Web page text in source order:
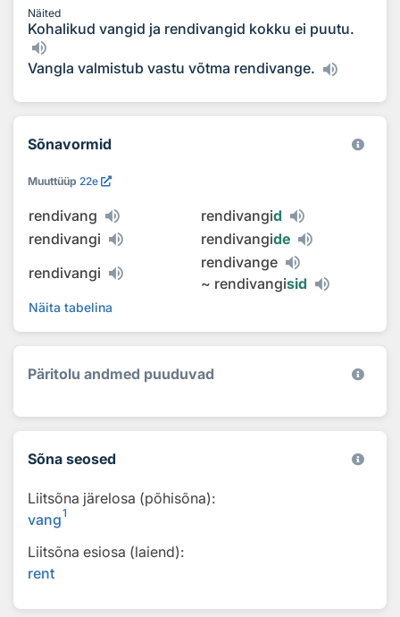
Näited
Kohalikud vangid ja rendivangid kokku ei puutu.
Vangla valmistub vastu võtma rendivange.
Sõnavormid
Muuttüüp 22e
rendivang rendivangid
rendivangi
rendivangide
rendivangi
rendivange
~ rendivangisid
Näita tabelina
Päritolu andmed puuduvad
Sõna seosed
Liitsõna järelosa (põhisõna):
vang1
Liitsõna esiosa (laiend):
rent